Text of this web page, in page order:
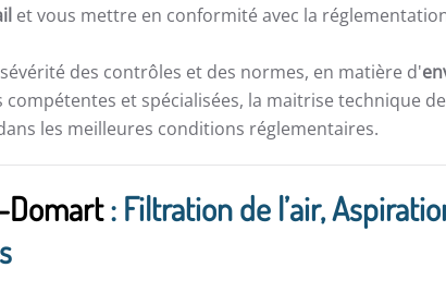
et vous mettre en conformité avec la
des contrôles et des normes, en matière d'
compétentes et spécialisées, la maitrise technique
les meilleures conditions réglementaires.
Domart: Filtration de l’air,